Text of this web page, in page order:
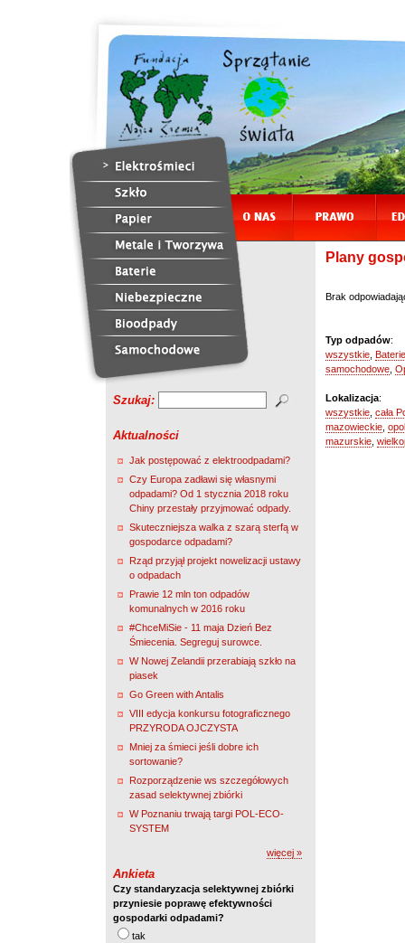
Szukaj:
Aktualności
Jak postępować z elektroodpadami?
Czy Europa zadławi się własnymi
odpadami? Od 1 stycznia 2018 roku
Chiny przestały przyjmować odpady.
Skuteczniejsza walka z szarą sterfą w
gospodarce odpadami?
Rząd przyjął projekt nowelizacji ustawy
o odpadach
Prawie 12 mln ton odpadów
komunalnych w 2016 roku
#ChceMiSie - 11 maja Dzień Bez
Śmiecenia. Segreguj surowce.
W Nowej Zelandii przerabiają szkło na
piasek
Go Green with Antalis
VIII edycja konkursu fotograficznego
PRZYRODA OJCZYSTA
Mniej za śmieci jeśli dobre ich
sortowanie?
Rozporządzenie ws szczegółowych
zasad selektywnej zbiórki
W Poznaniu trwają targi POL-ECO-
SYSTEM
więcej »
Ankieta
Czy standaryzacja selektywnej zbiórki
przyniesie poprawę efektywności
gospodarki odpadami?
tak
Plany
Brak
Typ odpadów:
wszystkie Baterie
samochodowe
Lokalizacja:
wszystkie cała
mazowieckie
mazurskie